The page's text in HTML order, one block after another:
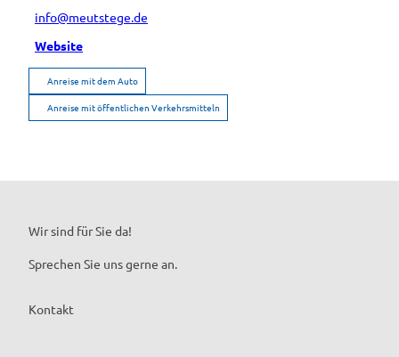
info@meutstege.de
Website
Anreise mit dem Auto
Anreise mit öffentlichen Verkehrsmitteln
Wir sind für Sie da!
Sprechen Sie uns gerne an.
Kontakt